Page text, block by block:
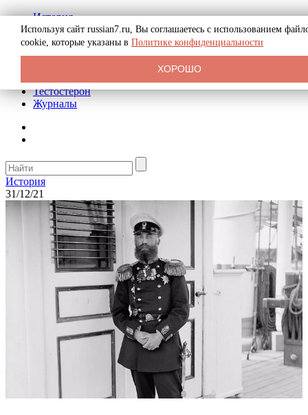
История
Биография
Криминал
Реклама на сайте
Тестостерон
Журналы
История
31/12/21
Используя сайт russian7.ru, Вы соглашаетесь с использованием
cookie, которые указаны в Политике конфиденциальности
ХОРОШО